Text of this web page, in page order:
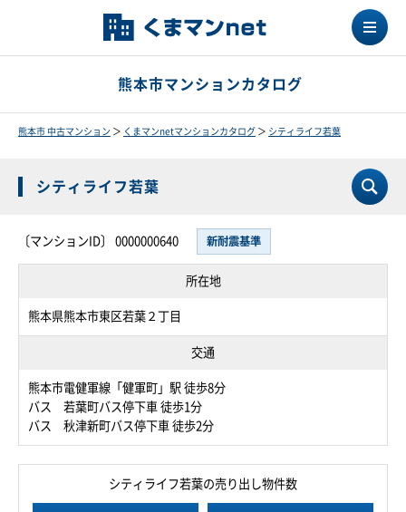
熊本市マンションカタログ
熊本市 中古マンション ＞ くまマンnetマンションカタログ ＞ シティライフ若葉
シティライフ若葉
〔マンションID〕 0000000640 新耐震基準
所在地
熊本県熊本市東区若葉２丁目
交通
熊本市電健軍線「健軍町」駅 徒歩8分
バス 若葉町バス停下車 徒歩1分
バス 秋津新町バス停下車 徒歩2分
シティライフ若葉の売り出し物件数